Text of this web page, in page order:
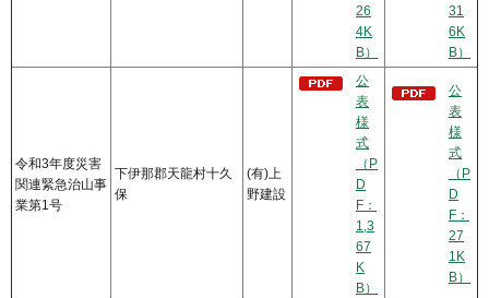
26
4K
B）
31
6K
B）
令和3年度災害
関連緊急治山事
業第1号
下伊那郡天龍村十久
保
(有)上
野建設
公
表
様
式
（P
D
F：
1,3
67
K
B）
公
表
様
式
（P
D
F：
27
1K
B）